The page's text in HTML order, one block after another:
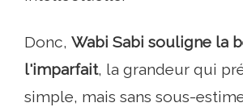
Donc, Wabi Sabi souligne la
l'imparfait, la grandeur qui
simple, mais sans sous-